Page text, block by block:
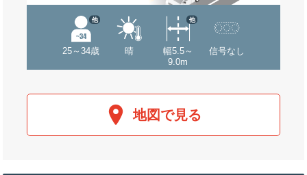
25～34歳
他
晴
幅5.5～
9.0m
他
信号なし
地図で見る